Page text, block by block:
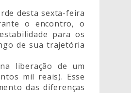
desta sexta-feira
o encontro, o
para os
de sua trajetória
liberação de um
mil reais). Esse
das diferenças